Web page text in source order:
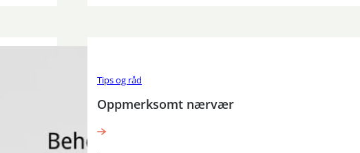
Tips og råd
Oppmerksomt nærvær